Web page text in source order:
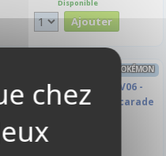
Disponible
BOITE DE BOOSTERS FRANÇAIS POKÉMON
Display 36 Boosters EV06 -
Ecarlate et Violet - Mascarade